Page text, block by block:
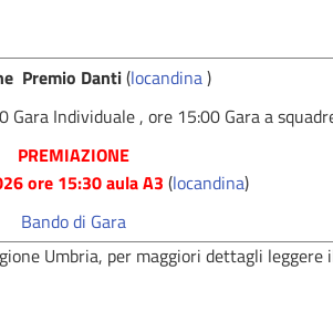
Premio Danti(locandina)
Individuale , ore 15:00 Gara a
PREMIAZIONE
ore 15:30 aula A3 (locandina)
Bando di Gara
Umbria, per maggiori dettagli leggere